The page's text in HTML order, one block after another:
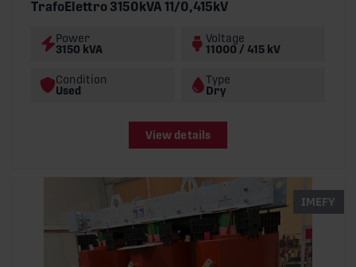
TrafoElettro 3150kVA 11/0,415kV
Power
3150 kVA
Voltage
11000 / 415 kV
Condition
Used
Type
Dry
View details
IMEFY